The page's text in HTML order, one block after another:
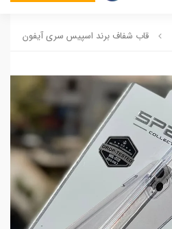
قاب شفاف برند اسپیس سری آیفون